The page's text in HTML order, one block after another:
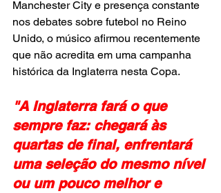
Manchester City e presença constante
nos debates sobre futebol no Reino
Unido, o músico afirmou recentemente
que não acredita em uma campanha
histórica da Inglaterra nesta Copa.
"A Inglaterra fará o que
sempre faz: chegará às
quartas de final, enfrentará
uma seleção do mesmo nível
ou um pouco melhor e